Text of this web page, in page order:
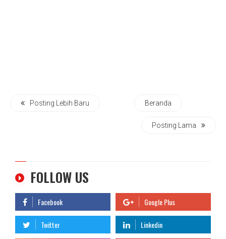
Posting Lebih Baru Beranda
Posting Lama
FOLLOW US